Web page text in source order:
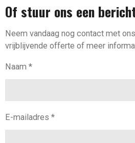
Of stuur ons een
Neem vandaag nog contact met
vrijblijvende offerte of meer
Naam *
E-mailadres *